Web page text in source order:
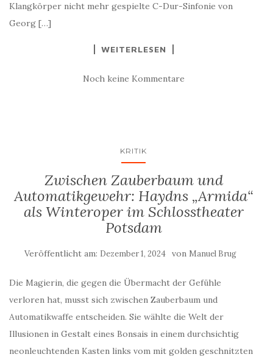
Klangkörper nicht mehr gespielte C-Dur-Sinfonie von
Georg […]
WEITERLESEN
Noch keine Kommentare
KRITIK
Zwischen Zauberbaum und
Automatikgewehr: Haydns „Armida“
als Winteroper im Schlosstheater
Potsdam
Veröffentlicht am: Dezember 1, 2024 von Manuel Brug
Die Magierin, die gegen die Übermacht der Gefühle
verloren hat, musst sich zwischen Zauberbaum und
Automatikwaffe entscheiden. Sie wählte die Welt der
Illusionen in Gestalt eines Bonsais in einem durchsichtig
neonleuchtenden Kasten links vom mit golden geschnitzten